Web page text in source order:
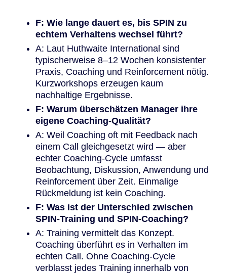
F: Wie lange dauert es, bis SPIN zu
echtem Verhaltens wechsel führt?
A: Laut Huthwaite International sind
typischerweise 8–12 Wochen konsistenter
Praxis, Coaching und Reinforcement nötig.
Kurzworkshops erzeugen kaum
nachhaltige Ergebnisse.
F: Warum überschätzen Manager ihre
eigene Coaching-Qualität?
A: Weil Coaching oft mit Feedback nach
einem Call gleichgesetzt wird — aber
echter Coaching-Cycle umfasst
Beobachtung, Diskussion, Anwendung und
Reinforcement über Zeit. Einmalige
Rückmeldung ist kein Coaching.
F: Was ist der Unterschied zwischen
SPIN-Training und SPIN-Coaching?
A: Training vermittelt das Konzept.
Coaching überführt es in Verhalten im
echten Call. Ohne Coaching-Cycle
verblasst jedes Training innerhalb von